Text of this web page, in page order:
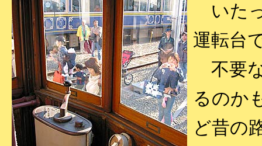
いた
運転台
不要
るのか
ど昔の